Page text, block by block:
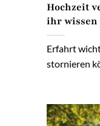
Hochzeit
ihr wissen
Erfahrt
stornieren